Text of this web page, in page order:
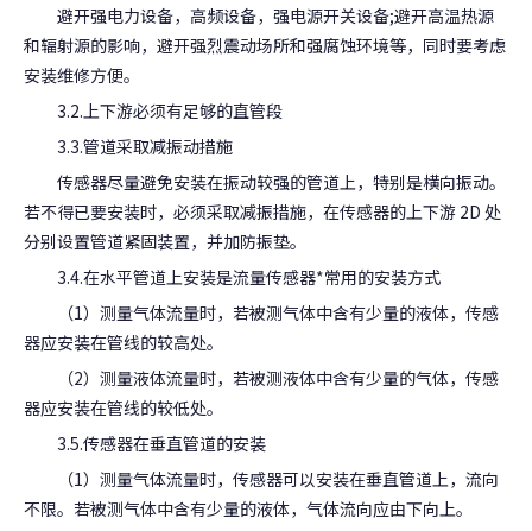
避开强电力设备，高频设备，强电源开关设备;避开高温热源
和辐射源的影响，避开强烈震动场所和强腐蚀环境等，同时要考虑
安装维修方便。
3.2.上下游必须有足够的直管段
3.3.管道采取减振动措施
传感器尽量避免安装在振动较强的管道上，特别是横向振动。
若不得已要安装时，必须采取减振措施，在传感器的上下游 2D 处
分别设置管道紧固装置，并加防振垫。
3.4.在水平管道上安装是流量传感器*常用的安装方式
（1）测量气体流量时，若被测气体中含有少量的液体，传感
器应安装在管线的较高处。
（2）测量液体流量时，若被测液体中含有少量的气体，传感
器应安装在管线的较低处。
3.5.传感器在垂直管道的安装
（1）测量气体流量时，传感器可以安装在垂直管道上，流向
不限。若被测气体中含有少量的液体，气体流向应由下向上。